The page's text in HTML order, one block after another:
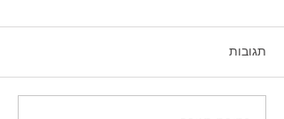
תגובות